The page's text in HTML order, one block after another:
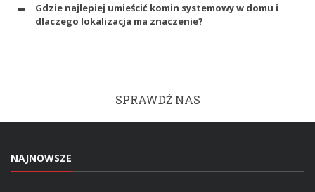
Gdzie najlepiej umieścić komin systemowy w domu i
dlaczego lokalizacja ma znaczenie?
SPRAWDŹ NAS
NAJNOWSZE